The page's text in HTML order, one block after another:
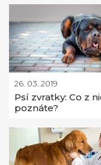
26. 03. 2019
Psí zvratky: Co z
poznáte?